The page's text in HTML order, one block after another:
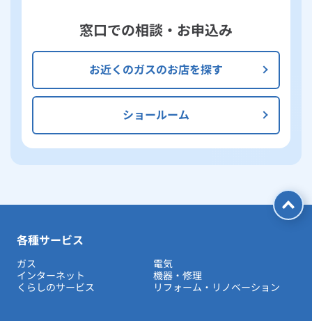
窓口での相談・お申込み
お近くのガスのお店を探す
ショールーム
各種サービス
ガス
電気
インターネット
機器・修理
くらしのサービス
リフォーム・リノベーション